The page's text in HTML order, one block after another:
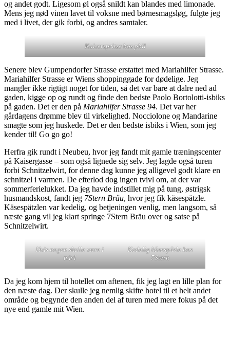
og andet godt. Ligesom øl også snildt kan blandes med limonade.
Mens jeg nød vinen lavet til voksne med børnesmagsløg, fulgte jeg
med i livet, der gik forbi, og andres samtaler.
Kaiserspritze hos phil
Senere blev Gumpendorfer Strasse erstattet med Mariahilfer Strasse.
Mariahilfer Strasse er Wiens shoppinggade for dødelige. Jeg
mangler ikke rigtigt noget for tiden, så det var bare at dalre ned ad
gaden, kigge op og rundt og finde den bedste Paolo Bortolotti-isbiks
på gaden. Det er den på Mariahilfer Strasse 94. Det var her
gårdagens drømme blev til virkelighed. Nocciolone og Mandarine
smagte som jeg huskede. Det er den bedste isbiks i Wien, som jeg
kender til! Go go go!
Herfra gik rundt i Neubeu, hvor jeg fandt mit gamle træningscenter
på Kaisergasse – som også lignede sig selv. Jeg lagde også turen
forbi Schnitzelwirt, for denne dag kunne jeg alligevel godt klare en
schnitzel i varmen. De efterlod dog ingen tvivl om, at der var
sommerferielukket. Da jeg havde indstillet mig på tung, østrigsk
husmandskost, fandt jeg 7Stern Bräu, hvor jeg fik käsespätzle.
Käsespätzlen var kedelig, og betjeningen venlig, men langsom, så
næste gang vil jeg klart springe 7Stern Bräu over og satse på
Schnitzelwirt.
Hvis nogen skulle være i
tvivl
Kedelig käsespäzle hos
7Stern
Da jeg kom hjem til hotellet om aftenen, fik jeg lagt en lille plan for
den næste dag. Der skulle jeg nemlig skifte hotel til et helt andet
område og begynde den anden del af turen med mere fokus på det
nye end gamle mit Wien.